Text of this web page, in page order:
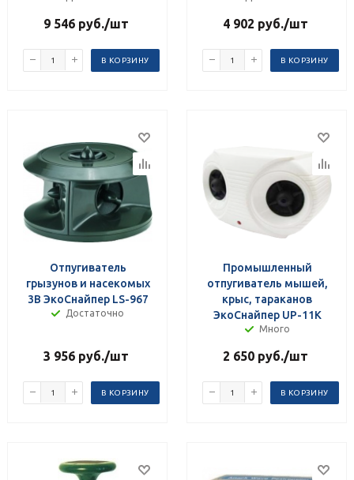
9 546 руб./шт
В КОРЗИНУ
4 902 руб./шт
В КОРЗИНУ
Отпугиватель
грызунов и насекомых
3В ЭкоСнайпер LS-967
Достаточно
3 956 руб./шт
В КОРЗИНУ
Промышленный
отпугиватель мышей,
крыс, тараканов
ЭкоСнайпер UP-11K
Много
2 650 руб./шт
В КОРЗИНУ